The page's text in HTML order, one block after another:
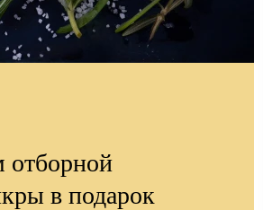
отборной
в подарок